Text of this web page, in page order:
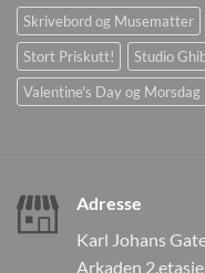
Skrivebord og Musematter
Stort Priskutt!
Studio
Valentine's Day og Morsdag
Adresse
Karl Johans
Arkaden 2.etasje